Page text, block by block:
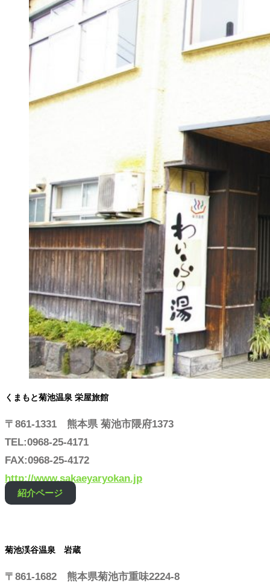
くまもと菊池温泉 栄屋旅館
〒861-1331 熊本県 菊池市隈府1373
TEL:0968-25-4171
FAX:0968-25-4172
http://www.sakaeyaryokan.jp
紹介ページ
菊池渓谷温泉 岩蔵
〒861-1682 熊本県菊池市重味2224-8